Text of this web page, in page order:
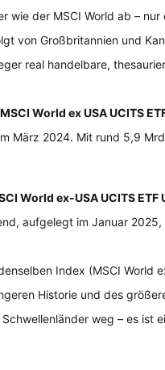
wie der MSCI World ab –
von Großbritannien und
real handelbare,
World ex USA UCITS
März 2024. Mit rund 5,9
World ex-USA UCITS ETF
aufgelegt im Januar
Index (MSCI World
Historie und des
weg – es ist